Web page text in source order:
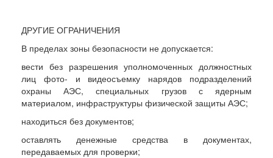
ДРУГИЕ ОГРАНИЧЕНИЯ
В пределах зоны безопасности не допускается:
вести без разрешения уполномоченных должностных
лиц фото- и видеосъемку нарядов подразделений
охраны АЭС, специальных грузов с ядерным
материалом, инфраструктуры физической защиты АЭС;
находиться без документов;
оставлять денежные средства в документах,
передаваемых для проверки;